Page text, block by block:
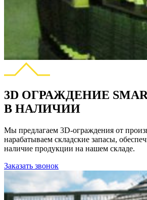
3D ОГРАЖДЕНИЕ
В НАЛИЧИИ
Мы предлагаем 3D-ограждения от
нарабатываем складские запасы,
наличие продукции на нашем складе.
Заказать звонок